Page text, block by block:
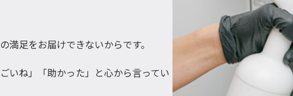
満足をお届けできないからです。
いね」「助かった」と心から言ってい